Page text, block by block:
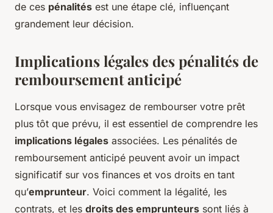
de ces pénalités est une étape clé, influençant
grandement leur décision.
Implications légales des pénalités de
remboursement anticipé
Lorsque vous envisagez de rembourser votre prêt
plus tôt que prévu, il est essentiel de comprendre les
implications légales associées. Les pénalités de
remboursement anticipé peuvent avoir un impact
significatif sur vos finances et vos droits en tant
qu’emprunteur. Voici comment la légalité, les
contrats, et les droits des emprunteurs sont liés à